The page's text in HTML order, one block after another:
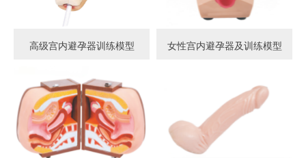
高级宫内避孕器训练模型 女性宫内避孕器及训练模型